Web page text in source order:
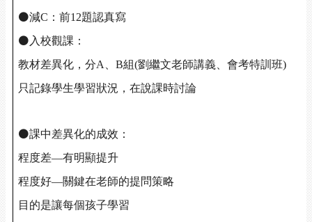
⚫減C：前12題認真寫
⚫ 入校觀課：
教材差異化，分A、B組(劉繼文老師講義、會考特訓班)
只記錄學生學習狀況，在說課時討論
⚫課中差異化的成效：
程度差—有明顯提升
程度好—關鍵在老師的提問策略
目的是讓每個孩子學習